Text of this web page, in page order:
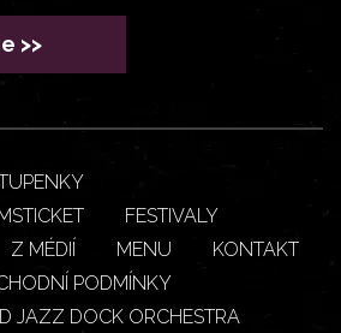
>>
FESTIVALY
Z MÉDIÍ MENU
KONTAKT
PODMÍNKY
JAZZ DOCK ORCHESTRA